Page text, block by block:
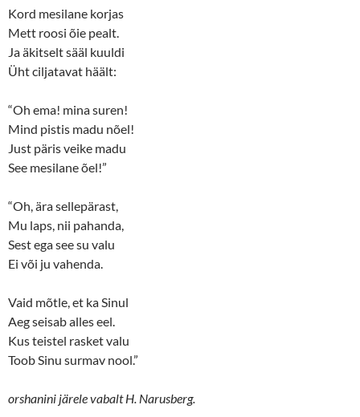
Kord mesilane korjas
Mett roosi õie pealt.
Ja äkitselt sääl kuuldi
Üht ciljatavat häält:
“Oh ema! mina suren!
Mind pistis madu nõel!
Just päris veike madu
See mesilane õel!”
“Oh, ära sellepärast,
Mu laps, nii pahanda,
Sest ega see su valu
Ei või ju vahenda.
Vaid mõtle, et ka Sinul
Aeg seisab alles eel.
Kus teistel rasket valu
Toob Sinu surmav nool.”
orshanini järele vabalt H. Narusberg.